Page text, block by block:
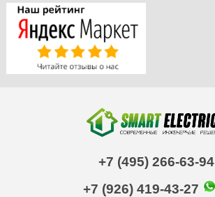
+7 (495) 266-63-94
+7 (926) 419-43-27